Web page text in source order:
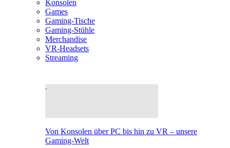
Konsolen
Games
Gaming-Tische
Gaming-Stühle
Merchandise
VR-Headsets
Streaming
Von Konsolen über PC bis hin zu VR – unsere
Gaming-Welt